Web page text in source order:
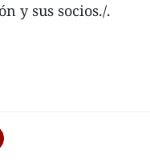
y sus socios./.